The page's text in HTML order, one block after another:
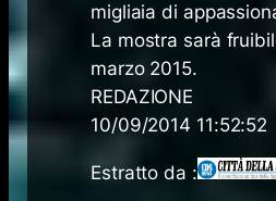
migliaia di
La mostra sarà
marzo 2015.
REDAZIONE
10/09/2014 11:52:52
Estratto da :